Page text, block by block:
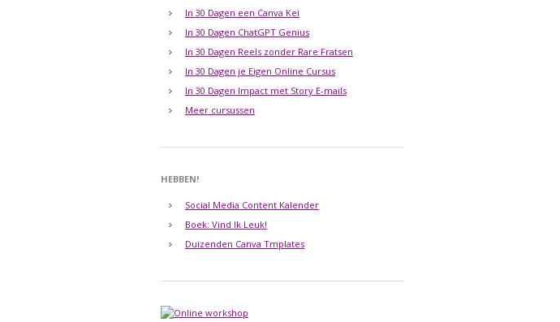
In 30 Dagen een Canva Kei
In 30 Dagen ChatGPT Genius
In 30 Dagen Reels zonder Rare Fratsen
In 30 Dagen je Eigen Online Cursus
In 30 Dagen Impact met Story E-mails
Meer cursussen
HEBBEN!
Social Media Content Kalender
Boek: Vind Ik Leuk!
Duizenden Canva Tmplates